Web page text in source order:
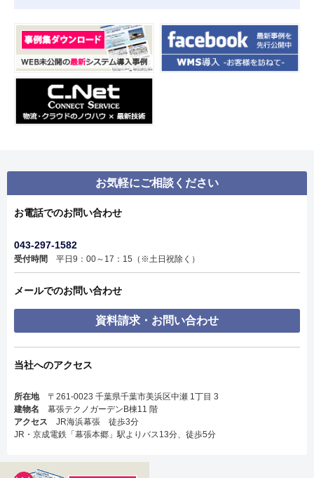
お気軽にご相談ください
お電話でのお問い合わせ
043-297-1582
受付時間 平日9：00～17：15（※土日祝除く）
メールでのお問い合わせ
資料請求・お問い合わせ
当社へのアクセス
所在地〒261-0023 千葉県千葉市美浜区中瀬 1丁目 3
建物名 幕張テクノガーデンB棟11 階
アクセス JR海浜幕張 徒歩3分
JR・京成電鉄「幕張本郷」駅よりバス13分、徒歩5分